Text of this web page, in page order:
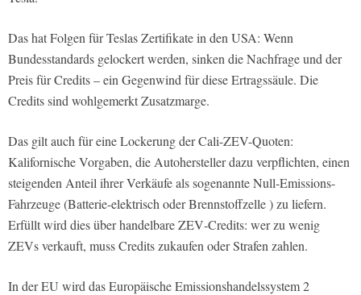
Das hat Folgen für Teslas Zertifikate in den USA: Wenn
Bundesstandards gelockert werden, sinken die Nachfrage und der
Preis für Credits – ein Gegenwind für diese Ertragssäule. Die
Credits sind wohlgemerkt Zusatzmarge.
Das gilt auch für eine Lockerung der Cali-ZEV-Quoten:
Kalifornische Vorgaben, die Autohersteller dazu verpflichten, einen
steigenden Anteil ihrer Verkäufe als sogenannte Null-Emissions-
Fahrzeuge (Batterie-elektrisch oder Brennstoffzelle ) zu liefern.
Erfüllt wird dies über handelbare ZEV‑Credits: wer zu wenig
ZEVs verkauft, muss Credits zukaufen oder Strafen zahlen.
In der EU wird das Europäische Emissionshandelssystem 2